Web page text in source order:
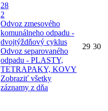
28
2
Odvoz zmesového
komunálneho odpadu -
dvojtýždňový cyklus
Odvoz separovaného
odpadu - PLASTY,
TETRAPAKY, KOVY
Zobraziť všetky
záznamy z dňa
29 30